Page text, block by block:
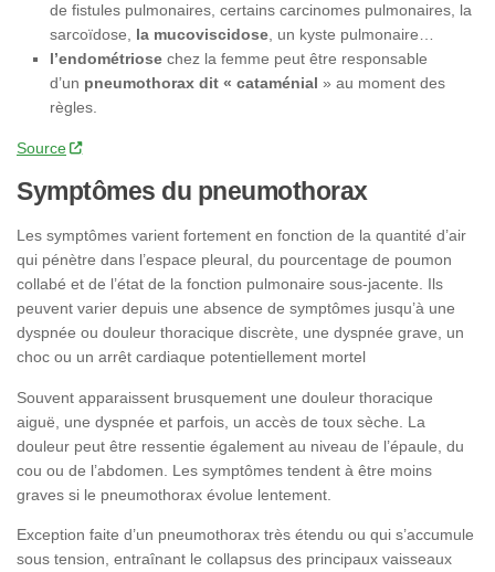
de fistules pulmonaires, certains carcinomes pulmonaires, la
sarcoïdose, la mucoviscidose, un kyste pulmonaire…
l’endométriose chez la femme peut être responsable
d’un pneumothorax dit « cataménial » au moment des
règles.
Source
Symptômes du pneumothorax
Les symptômes varient fortement en fonction de la quantité d’air
qui pénètre dans l’espace pleural, du pourcentage de poumon
collabé et de l’état de la fonction pulmonaire sous-jacente. Ils
peuvent varier depuis une absence de symptômes jusqu’à une
dyspnée ou douleur thoracique discrète, une dyspnée grave, un
choc ou un arrêt cardiaque potentiellement mortel
Souvent apparaissent brusquement une douleur thoracique
aiguë, une dyspnée et parfois, un accès de toux sèche. La
douleur peut être ressentie également au niveau de l’épaule, du
cou ou de l’abdomen. Les symptômes tendent à être moins
graves si le pneumothorax évolue lentement.
Exception faite d’un pneumothorax très étendu ou qui s’accumule
sous tension, entraînant le collapsus des principaux vaisseaux